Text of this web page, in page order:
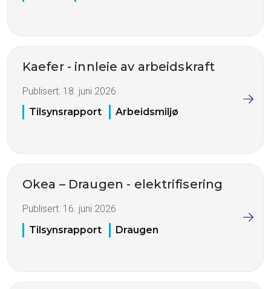
Kaefer - innleie av arbeidskraft
Publisert: 18. juni 2026
Tilsynsrapport
Arbeidsmiljø
Okea – Draugen - elektrifisering
Publisert: 16. juni 2026
Tilsynsrapport
Draugen